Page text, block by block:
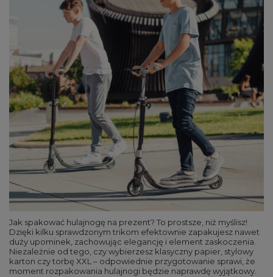
Jak spakować hulajnogę na prezent? To prostsze, niż myślisz!
Dzięki kilku sprawdzonym trikom efektownie zapakujesz nawet
duży upominek, zachowując elegancję i element zaskoczenia.
Niezależnie od tego, czy wybierzesz klasyczny papier, stylowy
karton czy torbę XXL – odpowiednie przygotowanie sprawi, że
moment rozpakowania hulajnogi będzie naprawdę wyjątkowy.